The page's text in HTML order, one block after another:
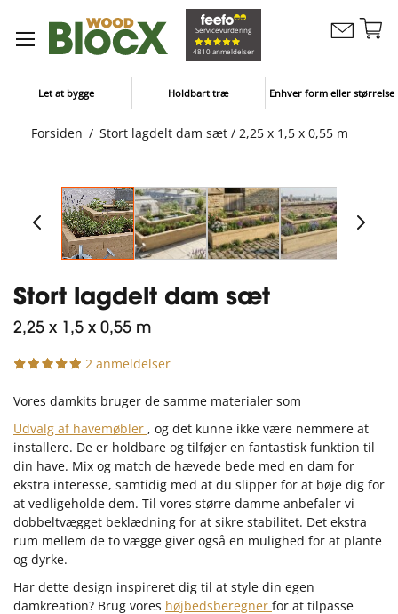
Servicevurdering
4810 anmeldelser
Kontakt
Let at bygge Holdbart træ Enhver form eller størrelse
Forsiden Stort lagdelt dam sæt / 2,25 x 1,5 x 0,55 m
Stort lagdelt dam sæt
2,25 x 1,5 x 0,55 m
2 anmeldelser
Vores damkits bruger de samme materialer som
Udvalg af havemøbler , og det kunne ikke være nemmere at
installere. De er holdbare og tilføjer en fantastisk funktion til
din have. Mix og match de hævede bede med en dam for
ekstra interesse, samtidig med at du slipper for at bøje dig for
at vedligeholde dem. Til vores større damme anbefaler vi
dobbeltvægget beklædning for at sikre stabilitet. Det ekstra
rum mellem de to vægge giver også en mulighed for at plante
og dyrke.
Har dette design inspireret dig til at style din egen
damkreation? Brug vores højbedsberegner for at tilpasse